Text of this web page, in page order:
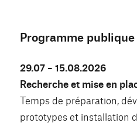
Programme publique
29.07 – 15.08.2026
Recherche et mise en
Temps de préparation,
prototypes et installation